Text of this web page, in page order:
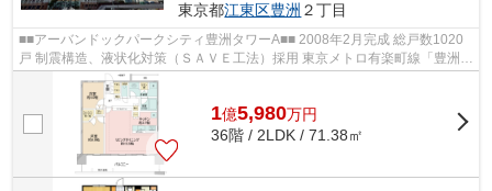
東京都江東区豊洲 ２丁目
■■アーバンドックパークシティ豊洲タワーA■■ 2008年2月完成 総戸数1020
戸 制震構造、液状化対策（ＳＡＶＥ工法）採用 東京メトロ有楽町線「豊洲」
駅徒歩6分 ゆりかもめ「豊洲」駅徒...
1億5,980万円
36階 / 2LDK / 71.38㎡